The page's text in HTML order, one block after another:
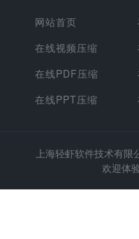
网站首页
在线视频压缩
在线PDF压缩
在线PPT压缩
上海轻虾软件技术有限
欢迎体